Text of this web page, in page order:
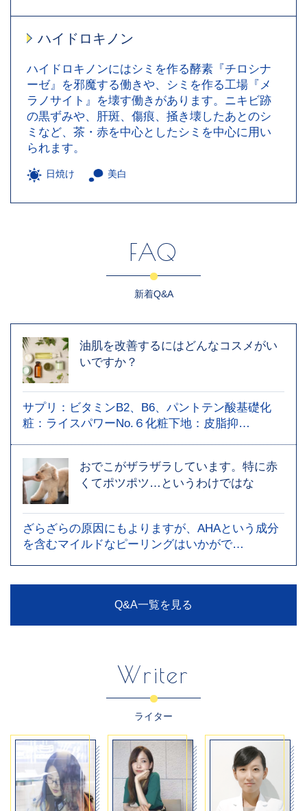
ハイドロキノン
ハイドロキノンにはシミを作る酵素『チロシナ
ーゼ』を邪魔する働きや、シミを作る工場『メ
ラノサイト』を壊す働きがあります。ニキビ跡
の黒ずみや、肝斑、傷痕、掻き壊したあとのシ
ミなど、茶・赤を中心としたシミを中心に用い
られます。
日焼け 美白
FAQ
新着Q&A
油肌を改善するにはどんなコスメがい
いですか？
サプリ：ビタミンB2、B6、パントテン酸基礎化
粧：ライスパワーNo.６化粧下地：皮脂抑…
おでこがザラザラしています。特に赤
くてポツポツ…というわけではな
ざらざらの原因にもよりますが、AHAという成分
を含むマイルドなピーリングはいかがで…
Q&A一覧を見る
Writer
ライター